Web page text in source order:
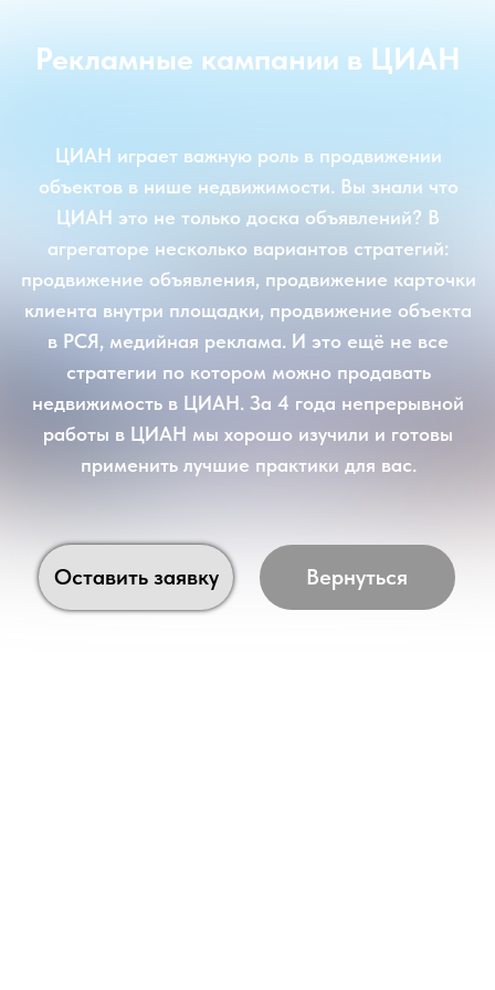
Рекламные кампании в ЦИАН
ЦИАН это не только доска объявлений? В
агрегаторе несколько вариантов стратегий:
продвижение объявления, продвижение карточки
клиента внутри площадки, продвижение объекта
в РСЯ, медийная реклама. И это ещё не все
стратегии по котором можно продавать
недвижимость в ЦИАН. За 4 года непрерывной
работы в ЦИАН мы хорошо изучили и готовы
применить лучшие практики для вас.
Оставить заявку Вернуться